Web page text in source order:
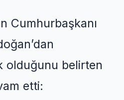
Cumhurbaşkanı
olduğunu belirten
etti: